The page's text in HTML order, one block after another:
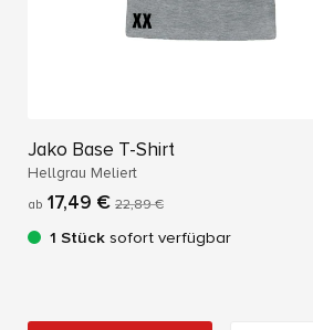
Jako Base T-Shirt
Hellgrau Meliert
ab 17,49 € 22,89 €
1 Stück sofort verfügbar